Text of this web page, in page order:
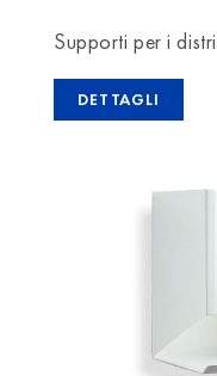
Supporti per i
DETTAGLI